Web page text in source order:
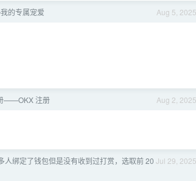
Aug 5, 2025
的专属宠爱
Aug 2, 2025
——OKX 注册
Jul 29, 2025
人绑定了钱包但是没有收到过打赏，选取前 20